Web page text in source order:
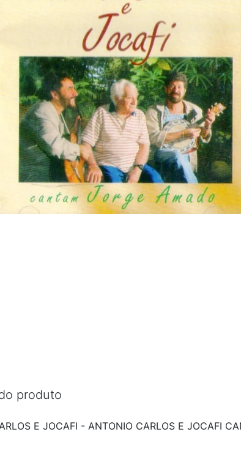
produto
E JOCAFI - ANTONIO CARLOS E JOCAFI